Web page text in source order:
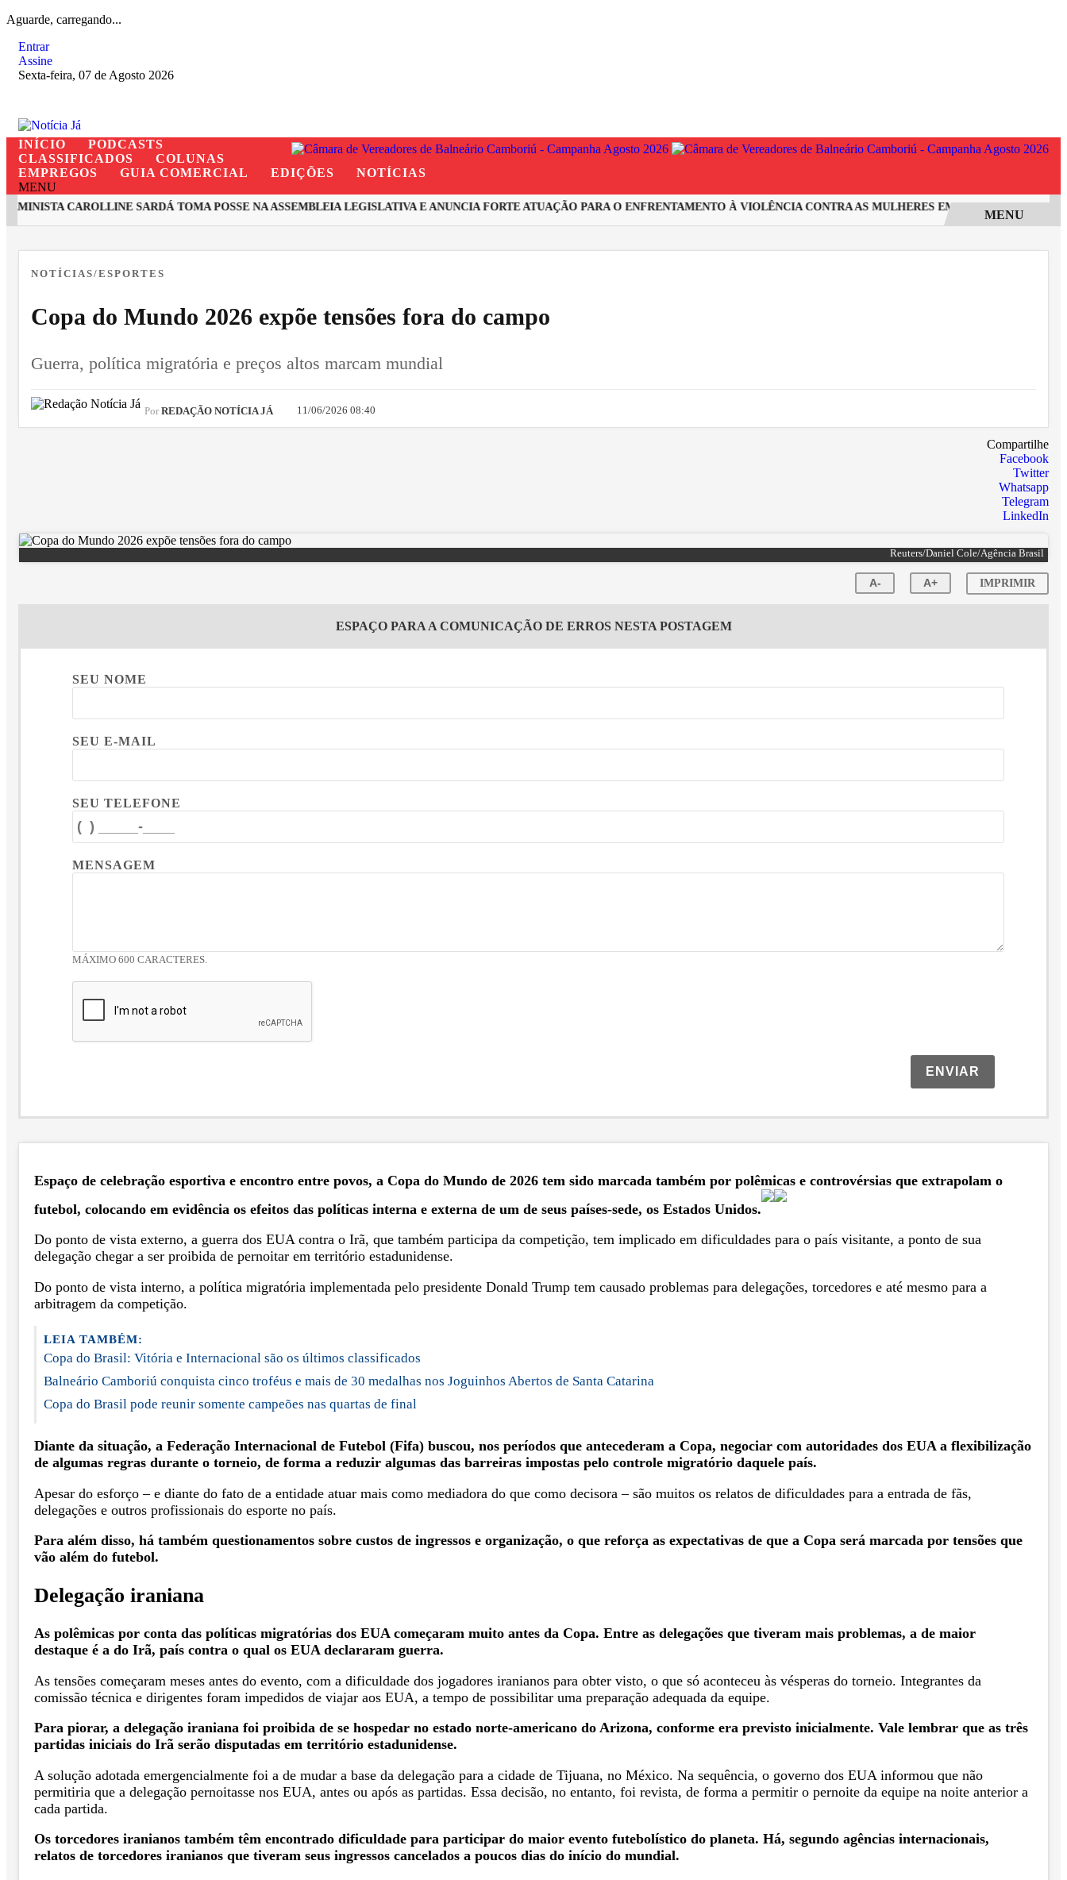
Aguarde, carregando...
Entrar
Assine
Sexta-feira, 07 de Agosto 2026
INÍCIO
PODCASTS
CLASSIFICADOS
COLUNAS
EMPREGOS
GUIA COMERCIAL EDIÇÕES
NOTÍCIAS
MENU
CAROLLINE SARDÁ TOMA POSSE NA ASSEMBLEIA LEGISLATIVA E ANUNCIA FORTE ATUAÇÃO PARA O ENFRENTAMENTO À VIOLÊNCIA CONTRA AS MULHERES EM SANTA CATARINA
MENU
NOTÍCIAS/ESPORTES
Copa do Mundo 2026 expõe tensões fora do campo
Guerra, política migratória e preços altos marcam mundial
Por REDAÇÃO NOTÍCIA JÁ 11/06/2026 08:40
Compartilhe
Facebook
Twitter
Whatsapp
Telegram
LinkedIn
Reuters/Daniel Cole/Agência Brasil
A- A+ IMPRIMIR
ESPAÇO PARA A COMUNICAÇÃO DE ERROS NESTA POSTAGEM
SEU NOME
SEU E-MAIL
SEU TELEFONE
MENSAGEM
MÁXIMO 600 CARACTERES.
ENVIAR
Espaço de celebração esportiva e encontro entre povos, a Copa do Mundo de 2026 tem sido marcada também por polêmicas e controvérsias que extrapolam o
futebol, colocando em evidência os efeitos das políticas interna e externa de um de seus países-sede, os Estados Unidos.
Do ponto de vista externo, a guerra dos EUA contra o Irã, que também participa da competição, tem implicado em dificuldades para o país visitante, a ponto de sua
delegação chegar a ser proibida de pernoitar em território estadunidense.
Do ponto de vista interno, a política migratória implementada pelo presidente Donald Trump tem causado problemas para delegações, torcedores e até mesmo para a
arbitragem da competição.
LEIA TAMBÉM:
Copa do Brasil: Vitória e Internacional são os últimos classificados
Balneário Camboriú conquista cinco troféus e mais de 30 medalhas nos Joguinhos Abertos de Santa Catarina
Copa do Brasil pode reunir somente campeões nas quartas de final
Diante da situação, a Federação Internacional de Futebol (Fifa) buscou, nos períodos que antecederam a Copa, negociar com autoridades dos EUA a flexibilização
de algumas regras durante o torneio, de forma a reduzir algumas das barreiras impostas pelo controle migratório daquele país.
Apesar do esforço – e diante do fato de a entidade atuar mais como mediadora do que como decisora – são muitos os relatos de dificuldades para a entrada de fãs,
delegações e outros profissionais do esporte no país.
Para além disso, há também questionamentos sobre custos de ingressos e organização, o que reforça as expectativas de que a Copa será marcada por tensões que
vão além do futebol.
Delegação iraniana
As polêmicas por conta das políticas migratórias dos EUA começaram muito antes da Copa. Entre as delegações que tiveram mais problemas, a de maior
destaque é a do Irã, país contra o qual os EUA declararam guerra.
As tensões começaram meses antes do evento, com a dificuldade dos jogadores iranianos para obter visto, o que só aconteceu às vésperas do torneio. Integrantes da
comissão técnica e dirigentes foram impedidos de viajar aos EUA, a tempo de possibilitar uma preparação adequada da equipe.
Para piorar, a delegação iraniana foi proibida de se hospedar no estado norte-americano do Arizona, conforme era previsto inicialmente. Vale lembrar que as três
partidas iniciais do Irã serão disputadas em território estadunidense.
A solução adotada emergencialmente foi a de mudar a base da delegação para a cidade de Tijuana, no México. Na sequência, o governo dos EUA informou que não
permitiria que a delegação pernoitasse nos EUA, antes ou após as partidas. Essa decisão, no entanto, foi revista, de forma a permitir o pernoite da equipe na noite anterior a
cada partida.
Os torcedores iranianos também têm encontrado dificuldade para participar do maior evento futebolístico do planeta. Há, segundo agências internacionais,
relatos de torcedores iranianos que tiveram seus ingressos cancelados a poucos dias do início do mundial.